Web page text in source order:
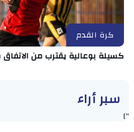
كرة القدم
كسيلة بوعالية يقترب من
سبر أراء
"]